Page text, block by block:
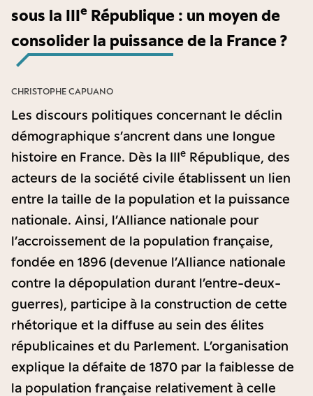
sous la IIIe République : un moyen de
consolider la puissance de la France ?
Les discours politiques concernant le déclin
démographique s’ancrent dans une longue
histoire en France. Dès la IIIe République, des
acteurs de la société civile établissent un lien
entre la taille de la population et la puissance
nationale. Ainsi, l’Alliance nationale pour
l’accroissement de la population française,
fondée en 1896 (devenue l’Alliance nationale
contre la dépopulation durant l’entre-deux-
guerres), participe à la construction de cette
rhétorique et la diffuse au sein des élites
républicaines et du Parlement. L’organisation
explique la défaite de 1870 par la faiblesse de
la population française relativement à celle
CHRISTOPHE CAPUANO